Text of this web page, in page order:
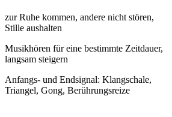
zur Ruhe kommen, andere nicht stören,
Stille aushalten
Musikhören für eine bestimmte Zeitdauer,
langsam steigern
Anfangs- und Endsignal: Klangschale,
Triangel, Gong, Berührungsreize